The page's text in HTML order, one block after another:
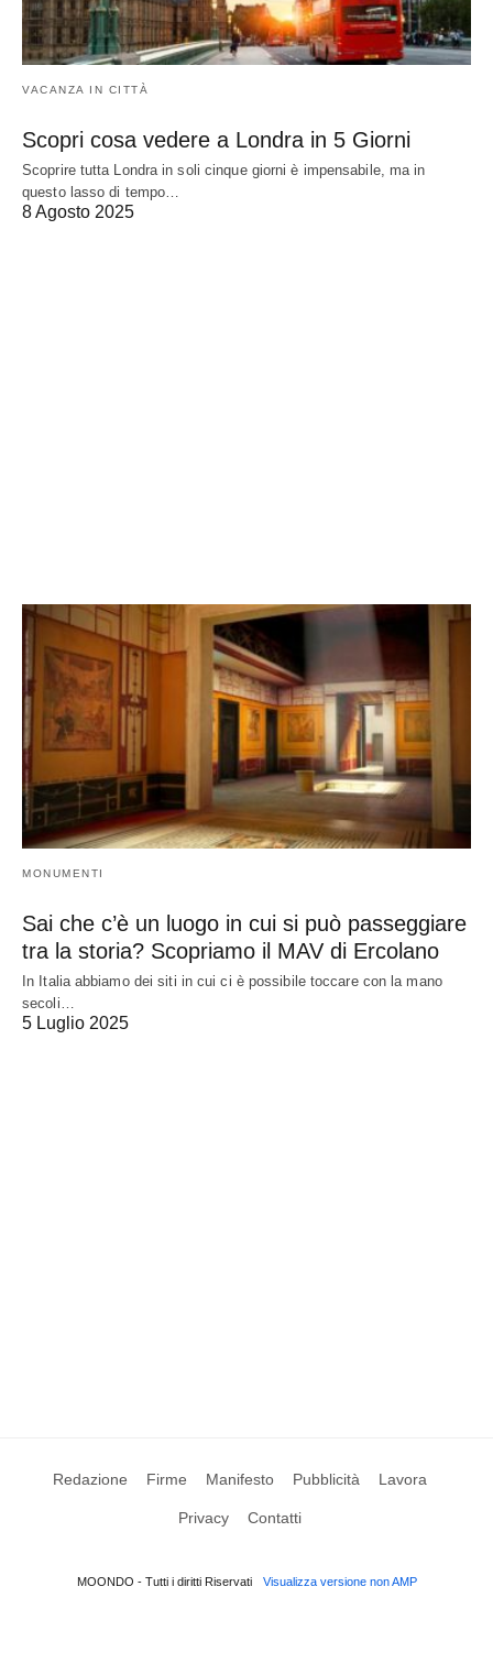
VACANZA IN CITTÀ
Scopri cosa vedere a Londra in 5 Giorni
Scoprire tutta Londra in soli cinque giorni è impensabile, ma in
questo lasso di tempo…
8 Agosto 2025
MONUMENTI
Sai che c’è un luogo in cui si può passeggiare
tra la storia? Scopriamo il MAV di Ercolano
In Italia abbiamo dei siti in cui ci è possibile toccare con la mano
secoli…
5 Luglio 2025
Redazione Firme Manifesto Pubblicità Lavora
Privacy Contatti
MOONDO - Tutti i diritti Riservati Visualizza versione non AMP